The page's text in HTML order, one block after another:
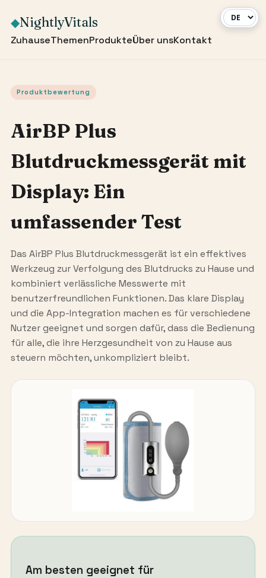
◆NightlyVitals
ZuhauseThemenProdukteÜber unsKontakt
Produktbewertung
AirBP Plus
Blutdruckmessgerät mit
Display: Ein
umfassender Test
Das AirBP Plus Blutdruckmessgerät ist ein effektives
Werkzeug zur Verfolgung des Blutdrucks zu Hause und
kombiniert verlässliche Messwerte mit
benutzerfreundlichen Funktionen. Das klare Display
und die App-Integration machen es für verschiedene
Nutzer geeignet und sorgen dafür, dass die Bedienung
für alle, die ihre Herzgesundheit von zu Hause aus
steuern möchten, unkompliziert bleibt.
Am besten geeignet für